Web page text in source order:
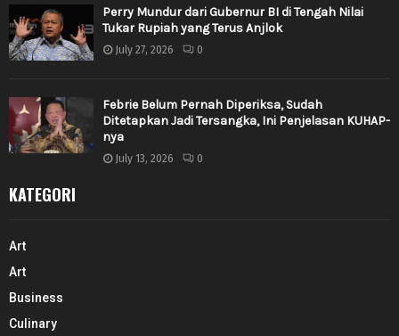
Perry Mundur dari Gubernur BI di Tengah Nilai
Tukar Rupiah yang Terus Anjlok
July 27, 2026 0
Febrie Belum Pernah Diperiksa, Sudah
Ditetapkan Jadi Tersangka, Ini Penjelasan KUHAP-
nya
July 13, 2026 0
KATEGORI
Art
Art
Business
Culinary